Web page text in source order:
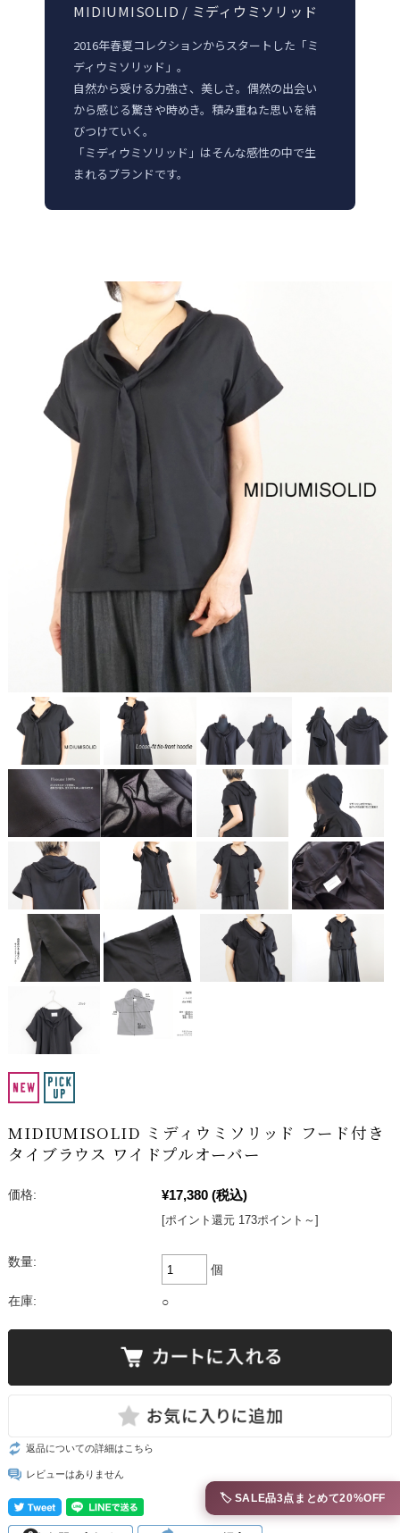
MIDIUMISOLID / ミディウミソリッド
2016年春夏コレクションからスタートした「ミ
ディウミソリッド」。
自然から受ける力強さ、美しさ。偶然の出会い
から感じる驚きや時めき。積み重ねた思いを結
びつけていく。
「ミディウミソリッド」はそんな感性の中で生
まれるブランドです。
MIDIUMISOLID ミディウミソリッド フード付き
タイブラウス ワイドプルオーバー
価格: ¥17,380 (税込)
[ポイント還元 173ポイント～]
数量:
個
在庫: ○
返品についての詳細はこちら
レビューはありません